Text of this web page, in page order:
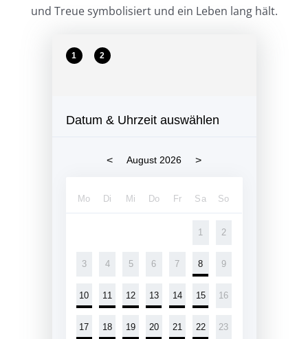
und Treue symbolisiert und ein Leben lang hält.
1 2
Datum & Uhrzeit auswählen
< August 2026 >
Mo Di Mi Do Fr Sa So
1 2
3 4 5 6 7 8 9
10 11 12 13 14 15 16
17 18 19 20 21 22 23